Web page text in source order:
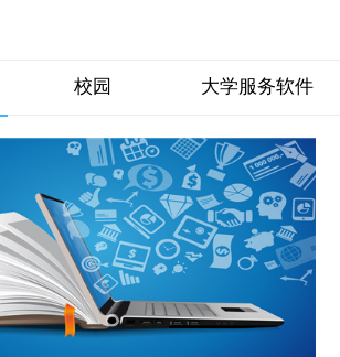
校园 大学服务软件